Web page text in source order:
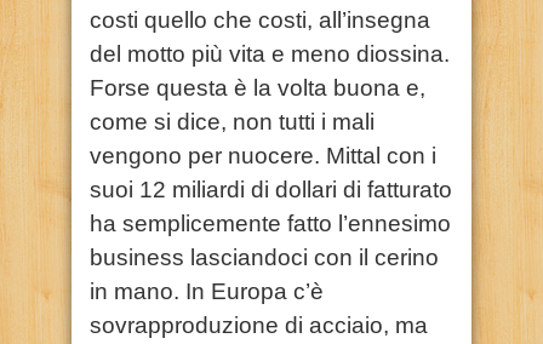
costi quello che costi, all’insegna
del motto più vita e meno diossina.
Forse questa è la volta buona e,
come si dice, non tutti i mali
vengono per nuocere. Mittal con i
suoi 12 miliardi di dollari di fatturato
ha semplicemente fatto l’ennesimo
business lasciandoci con il cerino
in mano. In Europa c’è
sovrapproduzione di acciaio, ma